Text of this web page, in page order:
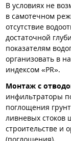
В условиях не
в самотечном
отсутствие
достаточной
показателям
организовать в
индексом «PR».
Монтаж с
инфильтраторы
поглощения
ливневых стоков
строительстве и